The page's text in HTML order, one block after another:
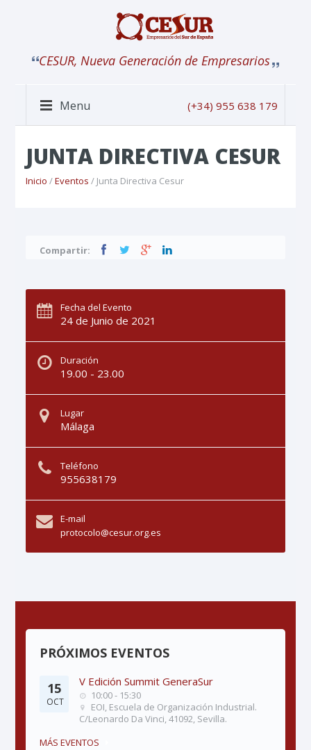
CESUR, Nueva Generación de Empresarios
Menu (+34) 955 638 179
JUNTA DIRECTIVA CESUR
Inicio /Eventos / Junta Directiva Cesur
Compartir:
Fecha del Evento
24 de Junio de 2021
Duración
19.00 - 23.00
Lugar
Málaga
Teléfono
955638179
E-mail
protocolo@cesur.org.es
PRÓXIMOS EVENTOS
15
OCT
V Edición Summit GeneraSur
10:00 - 15:30
EOI, Escuela de Organización Industrial.
C/Leonardo Da Vinci, 41092, Sevilla.
MÁS EVENTOS